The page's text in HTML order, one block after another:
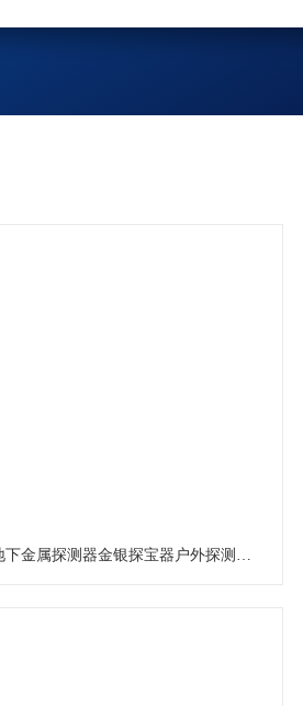
乌克兰高斯MD进口地下金属探测器金银探宝器户外探测测试